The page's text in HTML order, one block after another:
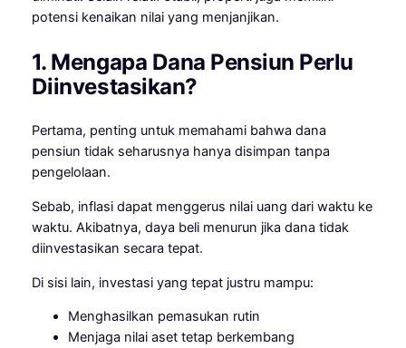
potensi kenaikan nilai yang menjanjikan.
1. Mengapa Dana Pensiun Perlu
Diinvestasikan?
Pertama, penting untuk memahami bahwa dana
pensiun tidak seharusnya hanya disimpan tanpa
pengelolaan.
Sebab, inflasi dapat menggerus nilai uang dari waktu ke
waktu. Akibatnya, daya beli menurun jika dana tidak
diinvestasikan secara tepat.
Di sisi lain, investasi yang tepat justru mampu:
Menghasilkan pemasukan rutin
Menjaga nilai aset tetap berkembang